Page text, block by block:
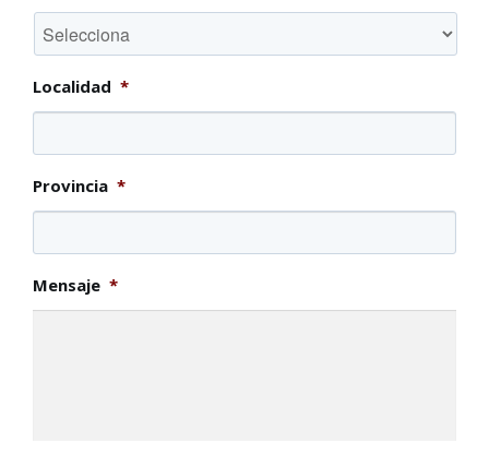
Localidad *
Provincia *
Mensaje *